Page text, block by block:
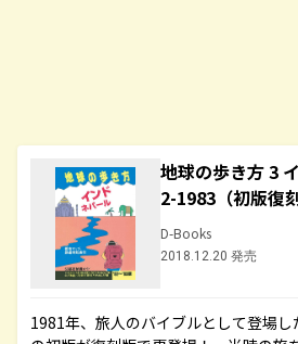
地球の歩き方 3
2-1983（初版復刻
D-Books
2018.12.20 発売
1981年、旅人のバイブルとして登場